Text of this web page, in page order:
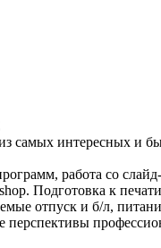
интересных и
работа со
Подготовка к
отпуск и б/л,